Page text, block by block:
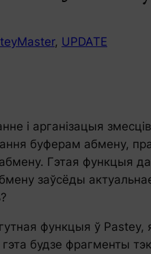
, UPDATE
і арганізацыя
буферам абмену,
Гэтая функцыя
заўсёды
функцыя ў Pastey,
будзе фрагменты